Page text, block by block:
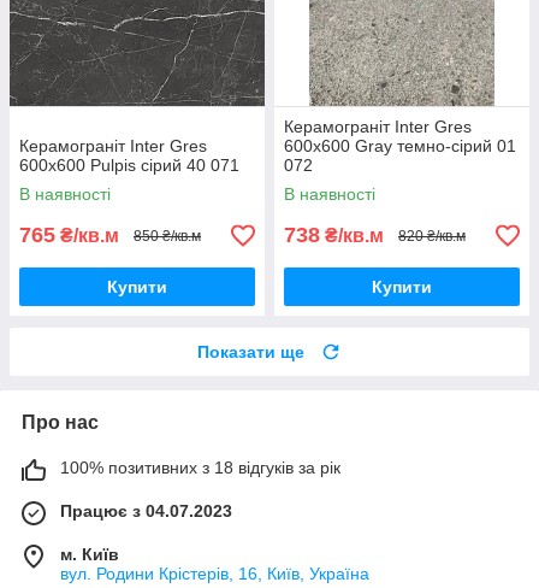
Керамограніт Inter Gres
600x600 Pulpis сірий 40 071
В наявності
765 ₴/кв.м 850 ₴/кв.м
Купити
Керамограніт Inter Gres
600x600 Gray темно-сірий 01
072
В наявності
738 ₴/кв.м 820 ₴/кв.м
Купити
Показати ще
Про нас
100% позитивних з 18 відгуків за рік
Працює з 04.07.2023
м. Київ
вул. Родини Крістерів, 16, Київ, Україна